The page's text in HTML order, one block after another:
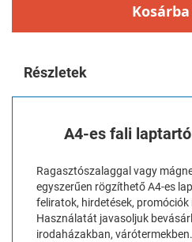
Részletek
A4-es fali
Ragasztószalaggal vagy
egyszerűen rögzíthető A4-es
feliratok, hirdetések, promóciók
Használatát javasoljuk
irodaházakban, várótermekben.